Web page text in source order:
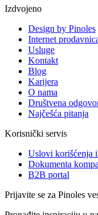
Izdvojeno
Design by Pinoles
Internet
Usluge
Kontakt
Blog
Karijera
O nama
Društvena
Najčešća pitanja
Korisnički servis
Uslovi korišćenja
Dokumenta
B2B portal
Prijavite se za Pinoles